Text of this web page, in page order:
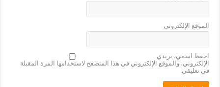
الموقع الإلكتروني
احفظ اسمي، بريدي
الإلكتروني، والموقع الإلكتروني في هذا المتصفح لاستخدامها المرة المقبلة
في تعليقي.